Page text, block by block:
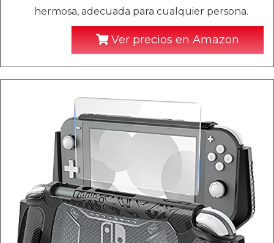
hermosa, adecuada para cualquier persona.
Ver precios en Amazon